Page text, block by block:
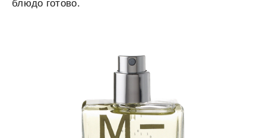
блюдо готово.